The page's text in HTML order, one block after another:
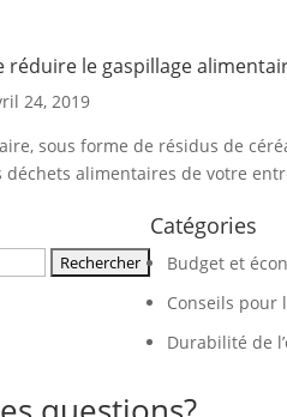
réduire le gaspillage
24, 2019
sous forme de résidus de
alimentaires de votre
Catégories
Budget et
Conseils pour
Durabilité de